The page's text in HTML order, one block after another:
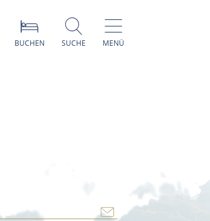
BUCHEN SUCHE MENÜ